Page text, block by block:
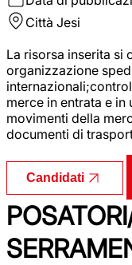
Città Jesi
La risorsa inserita si
organizzazione
merce in entrata e
movimenti della
documenti di
Candidati